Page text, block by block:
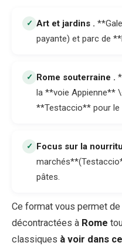
✓ Art et jardins .
payante) et parc de
✓ Rome souterraine .
la **voie Appienne**
**Testaccio** pour le
✓ Focus sur la
pâtes.
Ce format vous permet
décontractées à Rome
classiques à voir dans